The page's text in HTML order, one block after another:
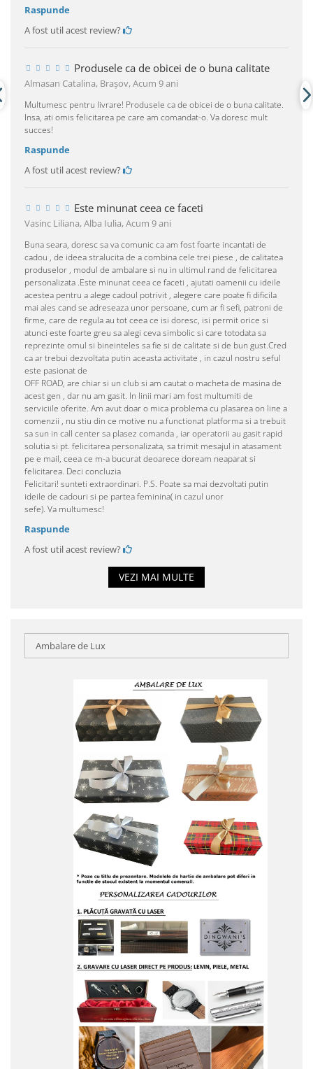
Raspunde
A fost util acest review?
Produsele ca de obicei de o buna calitate
Almasan Catalina, Braşov,Acum 9 ani
Multumesc pentru livrare! Produsele ca de obicei de o buna calitate.
Insa, ati omis felicitarea pe care am comandat-o. Va doresc mult
succes!
Raspunde
A fost util acest review?
Este minunat ceea ce faceti
Vasinc Liliana, Alba Iulia,Acum 9 ani
Buna seara, doresc sa va comunic ca am fost foarte incantati de
cadou , de ideea stralucita de a combina cele trei piese , de calitatea
produselor , modul de ambalare si nu in ultimul rand de felicitarea
personalizata .Este minunat ceea ce faceti , ajutati oamenii cu ideile
acestea pentru a alege cadoul potrivit , alegere care poate fi dificila
mai ales cand se adreseaza unor persoane, cum ar fi sefi, patroni de
firme, care de regula au tot ceea ce isi doresc, isi permit orice si
atunci este foarte greu sa alegi ceva simbolic si care totodata sa
reprezinte omul si bineinteles sa fie si de calitate si de bun gust.Cred
ca ar trebui dezvoltata putin aceasta activitate , in cazul nostru seful
este pasionat de
OFF ROAD, are chiar si un club si am cautat o macheta de masina de
acest gen , dar nu am gasit. In linii mari am fost multumiti de
serviciile oferite. Am avut doar o mica problema cu plasarea on line a
comenzii , nu stiu din ce motive nu a functionat platforma si a trebuit
sa sun in call center sa plasez comanda , iar operatorii au gasit rapid
solutia si pt. felicitarea personalizata, sa trimit mesajul in atasament
pe e mail, ceea ce m-a bucurat deoarece doream neaparat si
felicitarea. Deci concluzia
Felicitari! sunteti extraordinari. P.S. Poate sa mai dezvoltati putin
ideile de cadouri si pe partea feminina( in cazul unor
sefe). Va multumesc!
Raspunde
A fost util acest review?
VEZI MAI MULTE
Ambalare de Lux